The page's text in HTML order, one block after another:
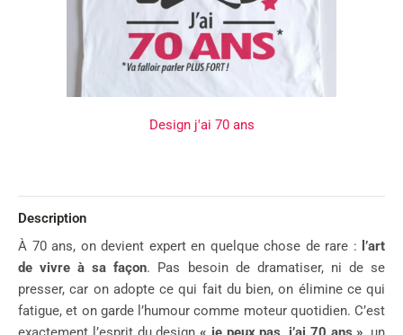
Design j'ai 70 ans
Description
À 70 ans, on devient expert en quelque chose de rare : l’art
de vivre à sa façon. Pas besoin de dramatiser, ni de se
presser, car on adopte ce qui fait du bien, on élimine ce qui
fatigue, et on garde l’humour comme moteur quotidien. C’est